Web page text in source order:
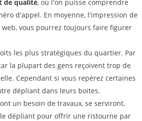
de qualité, où l'on puisse comprendre
d'appel. En moyenne, l'impression de
vous pourrez toujours faire figurer
les plus stratégiques du quartier. Par
la plupart des gens reçoivent trop de
Cependant si vous repérez certaines
dépliant dans leurs boites.
un besoin de travaux, se serviront.
dépliant pour offrir une ristourne par